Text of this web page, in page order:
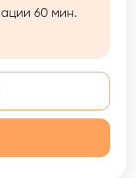
что нам
себя глубже,
вас на
60 мин.